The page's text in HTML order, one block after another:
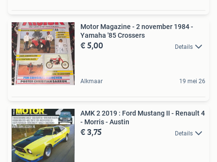
Motor Magazine - 2 november 1984 -
Yamaha '85 Crossers
€ 5,00 Details
Alkmaar 19 mei 26
AMK 2 2019 : Ford Mustang II - Renault 4
- Morris - Austin
€ 3,75 Details